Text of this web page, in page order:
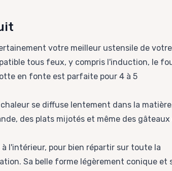
votre meilleur ustensile de votre
tous feux, y compris l'induction, le
en fonte est parfaite pour 4 à 5
se diffuse lentement dans la
des plats mijotés et même des gâteaux
l'intérieur, pour bien répartir sur toute la
Sa belle forme légèrement conique et